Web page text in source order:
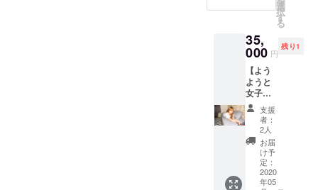
なたの
言葉を
店内の
どこか
にデザ
インと
して残
しま
す！一
足先
に、エ
ミュリ
ボンに
ご入場
拝見出
選
択
す
る
35,
000 円
残り1
【よう
ようと
女子
会】
コース
ようよ
うと女
子会
（複数
人での
参加に
支援
者：
2人
お届
け予
定：
2020
年05